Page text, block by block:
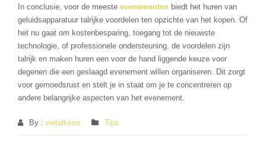
In conclusie, voor de meeste evenementen biedt het huren van
geluidsapparatuur talrijke voordelen ten opzichte van het kopen. Of
het nu gaat om kostenbesparing, toegang tot de nieuwste
technologie, of professionele ondersteuning, de voordelen zijn
talrijk en maken huren een voor de hand liggende keuze voor
degenen die een geslaagd evenement willen organiseren. Dit zorgt
voor gemoedsrust en stelt je in staat om je te concentreren op
andere belangrijke aspecten van het evenement.
By : wetalkseo Tips